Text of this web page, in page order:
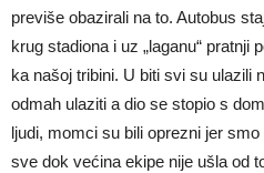
previše obazirali na to. Autobus
krug stadiona i uz „laganu“ pratnji
ka našoj tribini. U biti svi su ulazili
odmah ulaziti a dio se stopio s
ljudi, momci su bili oprezni jer
sve dok većina ekipe nije ušla od